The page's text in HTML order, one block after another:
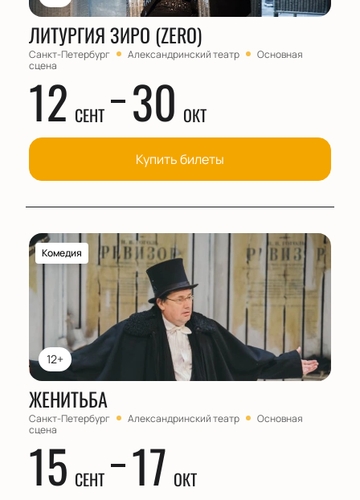
ЛИТУРГИЯ ЗИРО (ZERO)
Санкт-Петербург Александринский театр
Основная
сцена
12 СЕНТ 30 ОКТ
Купить билеты
12+
Комедия
ЖЕНИТЬБА
Санкт-Петербург Александринский театр
Основная
сцена
15 СЕНТ 17 ОКТ